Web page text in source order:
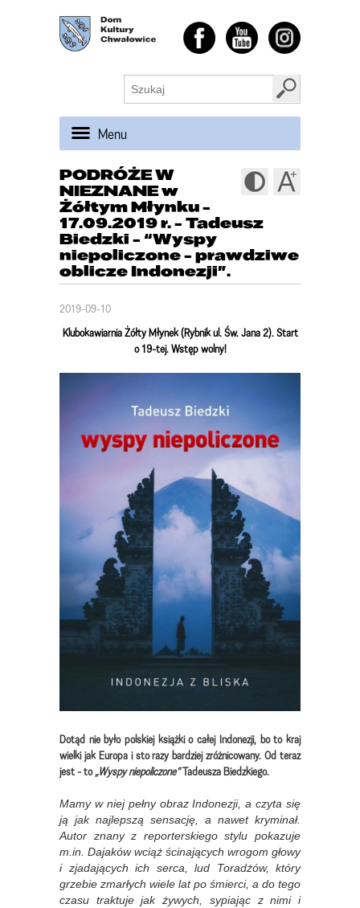
Menu
PODRÓŻE W
NIEZNANE w
Żółtym Młynku -
17.09.2019 r. - Tadeusz
Biedzki - “Wyspy
niepoliczone - prawdziwe
oblicze Indonezji”.
2019-09-10
Klubokawiarnia Żółty Młynek (Rybnik ul. Św. Jana 2). Start
o 19-tej. Wstęp wolny!
Dotąd nie było polskiej książki o całej Indonezji, bo to kraj
wielki jak Europa i sto razy bardziej zróżnicowany. Od teraz
jest - to„Wyspy niepoliczone”Tadeusza Biedzkiego.
Mamy w niej pełny obraz Indonezji, a czyta się
ją jak najlepszą sensację, a nawet kryminał.
Autor znany z reporterskiego stylu pokazuje
m.in. Dajaków wciąż ścinających wrogom głowy
i zjadających ich serca, lud Toradżów, który
grzebie zmarłych wiele lat po śmierci, a do tego
czasu traktuje jak żywych, sypiając z nimi i